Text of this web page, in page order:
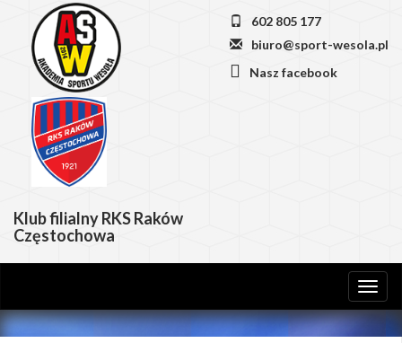
Klub filialny RKS Raków
Częstochowa
602 805 177
biuro@sport-wesola.pl
Nasz facebook